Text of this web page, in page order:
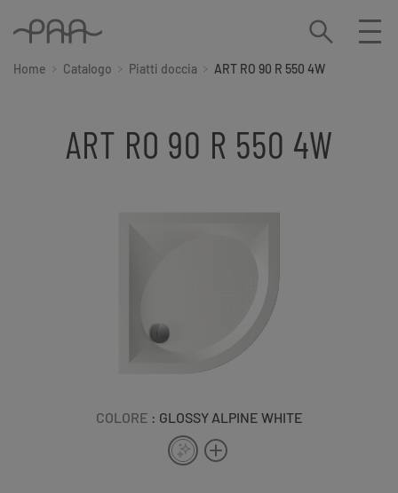
Home Catalogo Piatti doccia ART RO 90 R 550 4W
ART RO 90 R 550 4W
COLORE : GLOSSY ALPINE WHITE